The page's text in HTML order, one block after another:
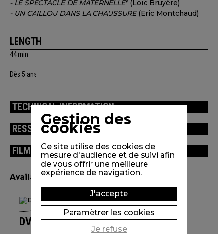
- LE SPECTACLE DE MATERNELLE* (Loïc Bruyère)
- UN CAILLOU DANS LA CHAUSSURE(Eric Montchaud)
LENGTH
44 min
Dès 5 ans
TECHNICAL INFORMATION
RESSOURCES
FILMS FROM THE PROGRAMME
Available edition(s)
DVD CAILLOU, CHOU, HIBOU
Gestion des
cookies
Ce site utilise des cookies de
mesure d'audience et de suivi afin
de vous offrir une meilleure
expérience de navigation.
J'accepte
Paramètrer les cookies
Je refuse